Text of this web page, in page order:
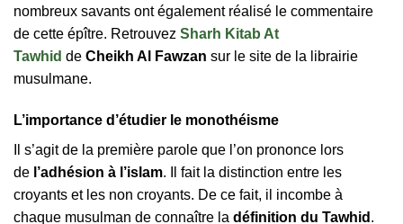
nombreux savants ont également réalisé le commentaire
de cette épître. Retrouvez Sharh Kitab At
Tawhid de Cheikh Al Fawzan sur le site de la librairie
musulmane.
L’importance d’étudier le monothéisme
Il s’agit de la première parole que l’on prononce lors
de l’adhésion à l’islam. Il fait la distinction entre les
croyants et les non croyants. De ce fait, il incombe à
chaque musulman de connaître la définition du Tawhid .